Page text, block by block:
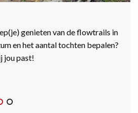
genieten van de flowtrails in
en het aantal tochten bepalen?
jou past!